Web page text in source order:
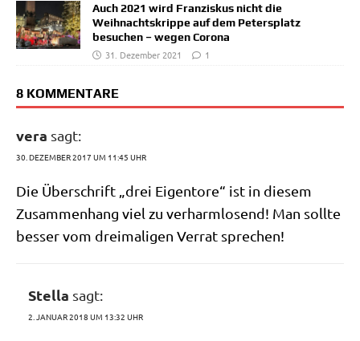
Auch 2021 wird Franziskus nicht die
Weihnachtskrippe auf dem Petersplatz
besuchen – wegen Corona
31. Dezember 2021
1
8 KOMMENTARE
vera sagt:
30. DEZEMBER 2017 UM 11:45 UHR
Die Über­schrift „drei Eigen­to­re“ ist in die­sem
Zusam­men­hang viel zu ver­harm­lo­send! Man soll­te
bes­ser vom drei­ma­li­gen Ver­rat sprechen!
Stella sagt:
2. JANUAR 2018 UM 13:32 UHR